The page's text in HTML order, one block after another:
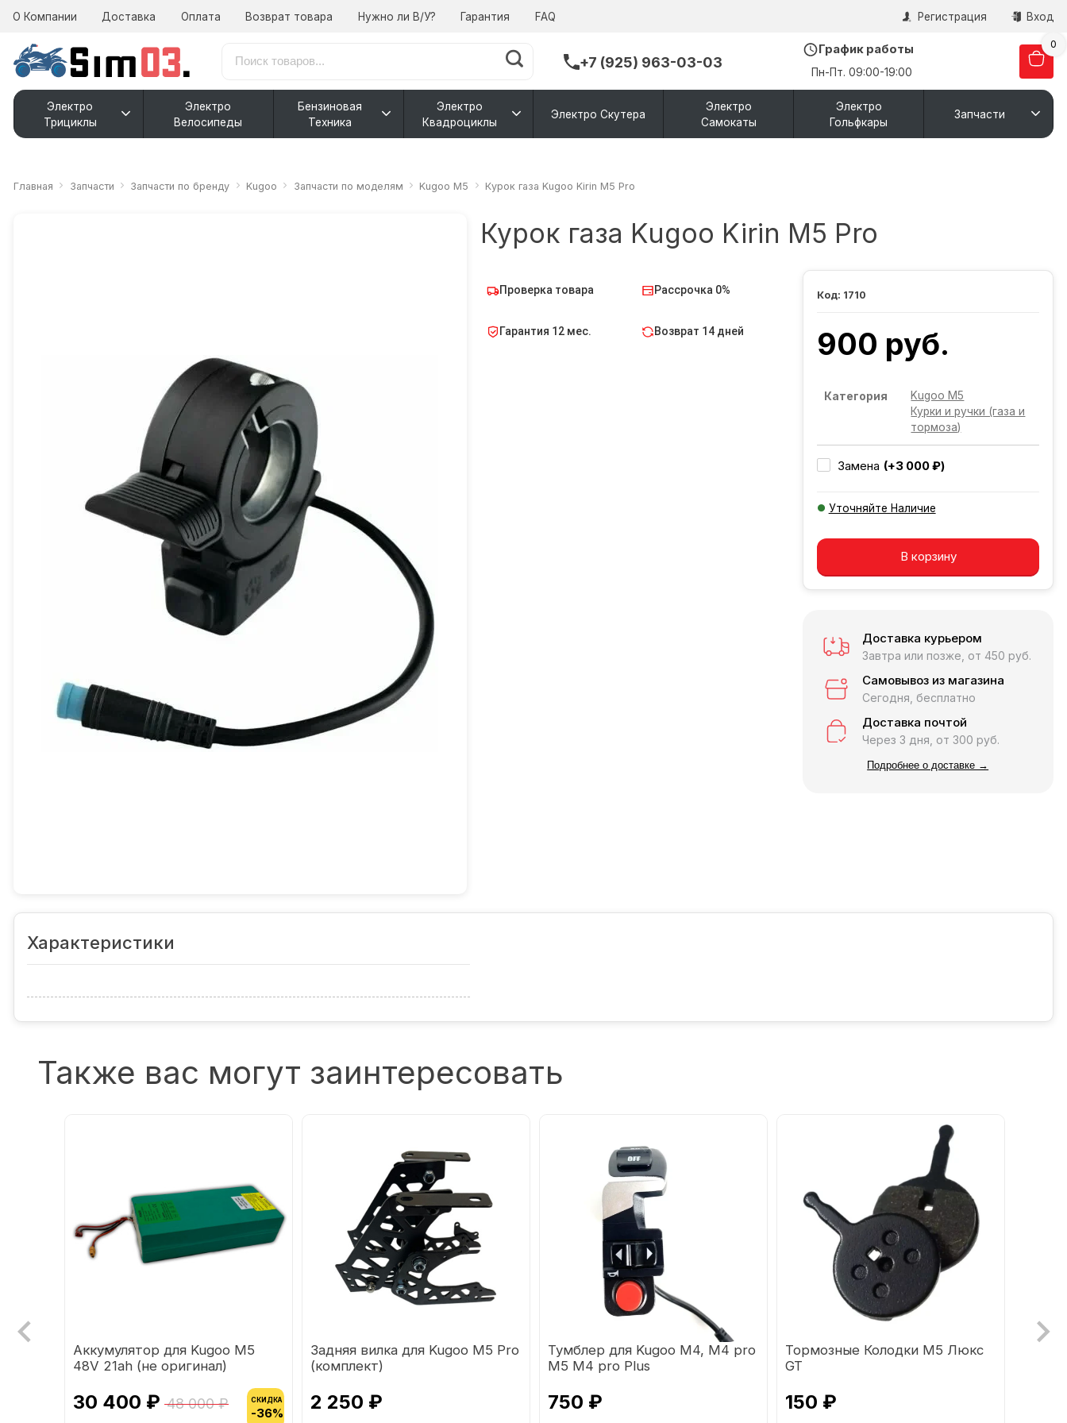
О Компании Доставка Оплата Возврат товара Нужно ли В/У? Гарантия FAQ Регистрация Вход
+7 (925) 963-03-03
График работы
Пн-Пт. 09:00-19:00
0
Электро
Трициклы
Электро
Велосипеды
Бензиновая
Техника
Электро
Квадроциклы
Электро Скутера
Электро
Самокаты
Электро
Гольфкары
Запчасти
Главная Запчасти Запчасти по бренду Kugoo Запчасти по моделям Kugoo M5 Курок газа Kugoo Kirin M5 Pro
Курок газа Kugoo Kirin M5 Pro
Проверка товара Рассрочка 0%
Гарантия 12 мес. Возврат 14 дней
1710
900 руб.
Категория
Kugoo M5
Курки и ручки (газа и
тормоза)
Замена (+3 000 ₽)
Уточняйте Наличие
Добавляется...
В корзину
Добавлен
Доставка курьером
Завтра или позже, от 450 руб.
Самовывоз из магазина
Сегодня, бесплатно
Доставка почтой
Через 3 дня, от 300 руб.
Подробнее о доставке →
Характеристики
Также вас могут заинтересовать
Аккумулятор для Kugoo M5
48V 21ah (не оригинал)
30 400 ₽ 48 000 ₽ СКИДКА
-36%
Задняя вилка для Kugoo M5 Pro
(комплект)
2 250 ₽
Тумблер для Kugoo M4, M4 pro
M5 M4 pro Plus
750 ₽
Тормозные Колодки М5 Люкс
GT
150 ₽